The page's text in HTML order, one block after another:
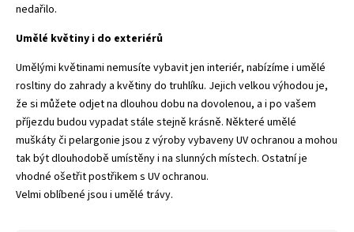
nedařilo.
Umělé květiny i do exteriérů
Umělými květinami nemusíte vybavit jen interiér, nabízíme i umělé
rosltiny do zahrady a květiny do truhlíku. Jejich velkou výhodou je,
že si můžete odjet na dlouhou dobu na dovolenou, a i po vašem
příjezdu budou vypadat stále stejně krásně. Některé umělé
muškáty či pelargonie jsou z výroby vybaveny UV ochranou a mohou
tak být dlouhodobě umístěny i na slunných místech. Ostatní je
vhodné ošetřit postřikem s UV ochranou.
Velmi oblíbené jsou i umělé trávy.